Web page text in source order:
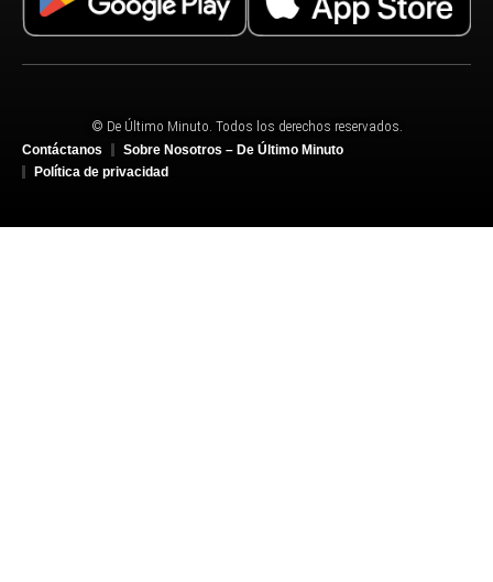
© De Último Minuto. Todos los derechos reservados.
Contáctanos
Sobre Nosotros – De Último Minuto
Política de privacidad